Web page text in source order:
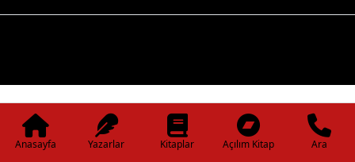
Anasayfa Yazarlar Kitaplar Açılım Kitap Ara